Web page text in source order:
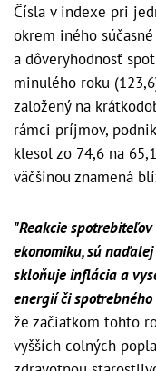
Čísla v indexe pri
okrem iného
a dôveryhodnosť
minulého roku
založený na
rámci príjmov,
klesol zo 74,6 na
väčšinou znamená
"Reakcie
ekonomiku, sú
skloňuje inflácia a
energií či
že začiatkom tohto
vyšších colných